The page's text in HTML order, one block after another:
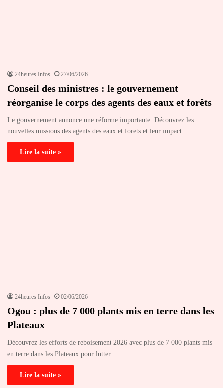
24heures Infos 27/06/2026
Conseil des ministres : le gouvernement
réorganise le corps des agents des eaux et forêts
Le gouvernement annonce une réforme importante. Découvrez les
nouvelles missions des agents des eaux et forêts et leur impact.
Lire la suite »
24heures Infos 02/06/2026
Ogou : plus de 7 000 plants mis en terre dans les
Plateaux
Découvrez les efforts de reboisement 2026 avec plus de 7 000 plants mis
en terre dans les Plateaux pour lutter…
Lire la suite »